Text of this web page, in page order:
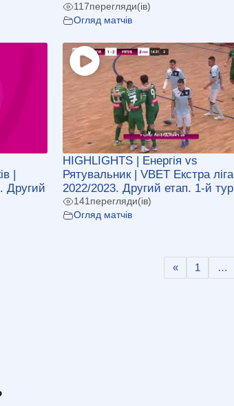
117перегляди(ів)
Огляд матчів
|
Другий
HIGHLIGHTS | Енергія vs
Рятувальник | VBET Екстра ліга
2022/2023. Другий етап. 1-й тур
141 перегляди(ів)
Огляд матчів
« 1 …